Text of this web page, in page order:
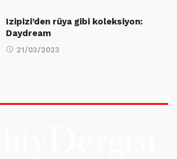
Izipizi’den rüya gibi koleksiyon:
Daydream
21/03/2023